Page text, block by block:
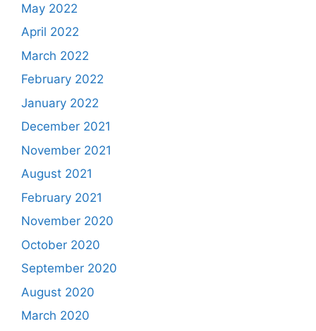
May 2022
April 2022
March 2022
February 2022
January 2022
December 2021
November 2021
August 2021
February 2021
November 2020
October 2020
September 2020
August 2020
March 2020